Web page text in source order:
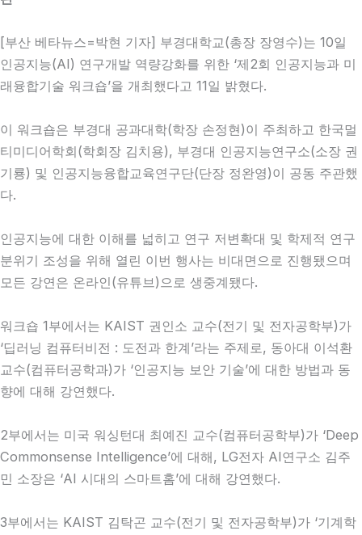
[부산 베타뉴스=박현 기자] 부경대학교(총장 장영수)는 10일
인공지능(AI) 연구개발 역량강화를 위한 ‘제2회 인공지능과 미
래융합기술 워크숍’을 개최했다고 11일 밝혔다.
이 워크숍은 부경대 공과대학(학장 손정현)이 주최하고 한국멀
티미디어학회(학회장 김치용), 부경대 인공지능연구소(소장 권
기룡) 및 인공지능융합교육연구단(단장 정완영)이 공동 주관했
다.
인공지능에 대한 이해를 넓히고 연구 저변확대 및 학제적 연구
분위기 조성을 위해 열린 이번 행사는 비대면으로 진행됐으며
모든 강연은 온라인(유튜브)으로 생중계됐다.
워크숍 1부에서는 KAIST 권인소 교수(전기 및 전자공학부)가
‘딥러닝 컴퓨터비전 : 도전과 한계’라는 주제로, 동아대 이석환
교수(컴퓨터공학과)가 ‘인공지능 보안 기술’에 대한 방법과 동
향에 대해 강연했다.
2부에서는 미국 워싱턴대 최예진 교수(컴퓨터공학부)가 ‘Deep
Commonsense Intelligence’에 대해, LG전자 AI연구소 김주
민 소장은 ‘AI 시대의 스마트홈’에 대해 강연했다.
3부에서는 KAIST 김탁곤 교수(전기 및 전자공학부)가 ‘기계학